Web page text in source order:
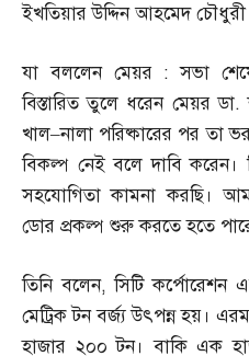
ইখতিয়ার উদ্দিন আহমেদ
যা বললেন মেয়র :সভা
বিস্তারিত তুলে ধরেন মেয়র ডা.
খাল–নালা পরিষ্কারের পর তা
বিকল্প নেই বলে দাবি করেন।
সহযোগিতা কামনা করছি।
ডোর প্রকল্প শুরু করতে হতে
তিনি বলেন,সিটি কর্পোরেশন
মেট্রিক টন বর্জ্য উৎপন্ন হয়।
হাজার ২০০ টন। বাকি এক